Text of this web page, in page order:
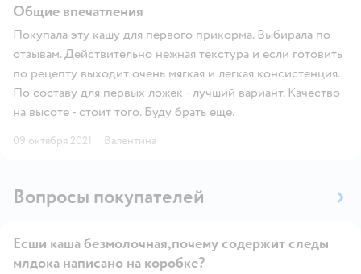
Общие впечатления
Покупала эту кашу для первого прикорма. Выбирала по
отзывам. Действительно нежная текстура и если готовить
по рецепту выходит очень мягкая и легкая консистенция.
По составу для первых ложек - лучший вариант. Качество
на высоте - стоит того. Буду брать еще.
09 октября 2021 · Валентина
Вопросы покупателей
Есши каша безмолочная,почему содержит следы
млдока написано на коробке?